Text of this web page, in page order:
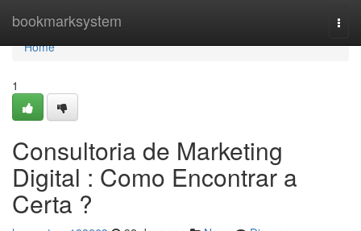
bookmarksystem
Home
Home
1
Consultoria de Marketing
Digital : Como Encontrar a
Certa ?